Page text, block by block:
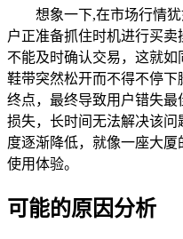
想象一下,在市场行情
户正准备抓住时机进行买
不能及时确认交易，这就
鞋带突然松开而不得不停
终点，最终导致用户错失
损失，长时间无法解决该问
度逐渐降低，就像一座大
使用体验。
可能的原因分析